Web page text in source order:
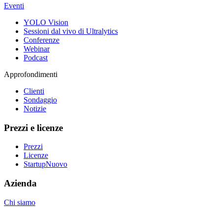
Eventi
YOLO Vision
Sessioni dal vivo di Ultralytics
Conferenze
Webinar
Podcast
Approfondimenti
Clienti
Sondaggio
Notizie
Prezzi e licenze
Prezzi
Licenze
StartupNuovo
Azienda
Chi siamo